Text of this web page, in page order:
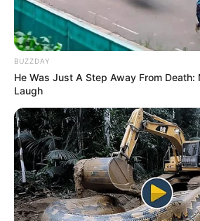
BUZZDAY
He Was Just A Step Away From Death:
Laugh